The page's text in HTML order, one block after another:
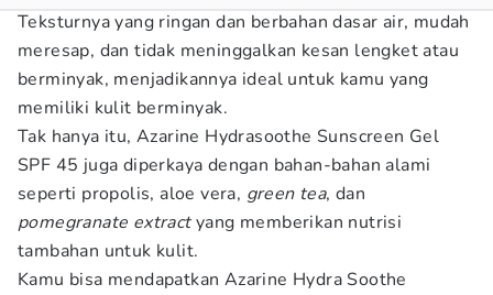
Teksturnya yang ringan dan berbahan dasar air, mudah
meresap, dan tidak meninggalkan kesan lengket atau
berminyak, menjadikannya ideal untuk kamu yang
memiliki kulit berminyak.
Tak hanya itu, Azarine Hydrasoothe Sunscreen Gel
SPF 45 juga diperkaya dengan bahan-bahan alami
seperti propolis, aloe vera, green tea, dan
pomegranate extractyang memberikan nutrisi
tambahan untuk kulit.
Kamu bisa mendapatkan Azarine Hydra Soothe